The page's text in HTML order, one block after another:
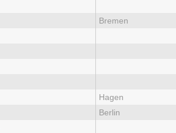
Bremen
Hagen
Berlin